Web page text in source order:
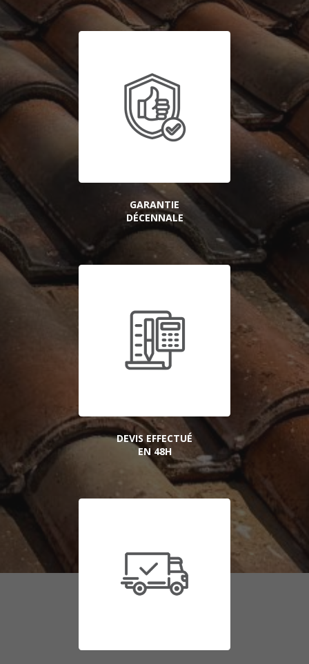
GARANTIE
DÉCENNALE
DEVIS EFFECTUÉ
EN 48H